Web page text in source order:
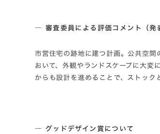
― 審査委員による評価コメント（
市営住宅の跡地に建つ計画。公共空間
おいて、外観やランドスケープに大
からも設計を進めることで、ストック
― グッドデザイン賞について